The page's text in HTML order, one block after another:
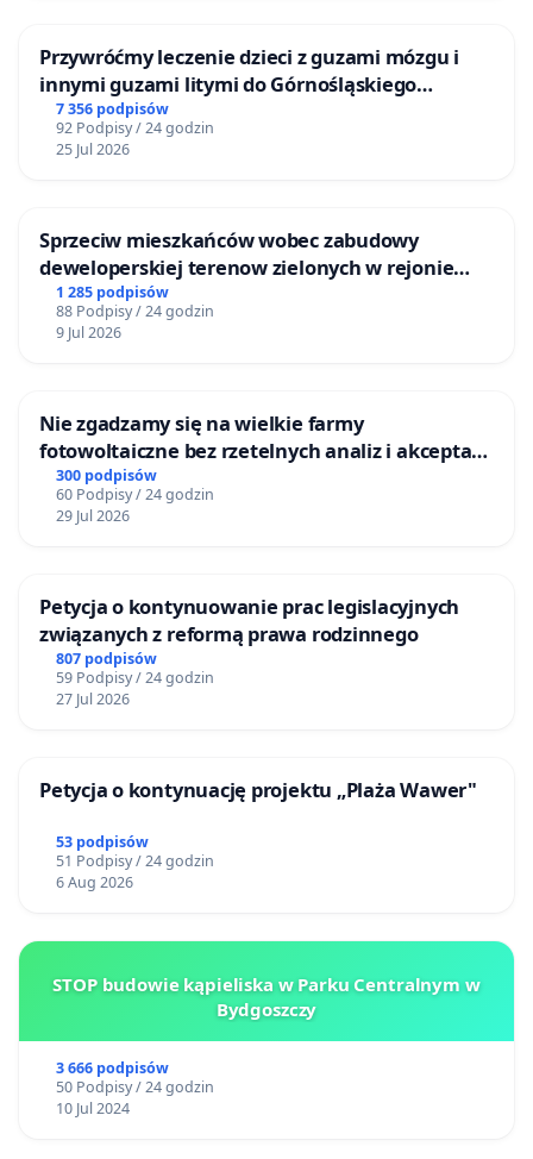
Przywróćmy leczenie dzieci z guzami mózgu i
innymi guzami litymi do Górnośląskiego
Centrum Zdrowia Dziecka w Katowicach
7 356 podpisów
92 Podpisy / 24 godzin
25 Jul 2026
Sprzeciw mieszkańców wobec zabudowy
deweloperskiej terenow zielonych w rejonie
Bulwarów Straceńskich w Bielsku-Białej
1 285 podpisów
88 Podpisy / 24 godzin
9 Jul 2026
Nie zgadzamy się na wielkie farmy
fotowoltaiczne bez rzetelnych analiz i akceptacji
mieszkańców
300 podpisów
60 Podpisy / 24 godzin
29 Jul 2026
Petycja o kontynuowanie prac legislacyjnych
związanych z reformą prawa rodzinnego
807 podpisów
59 Podpisy / 24 godzin
27 Jul 2026
Petycja o kontynuację projektu „Plaża Wawer"
53 podpisów
51 Podpisy / 24 godzin
6 Aug 2026
STOP budowie kąpieliska w Parku Centralnym w
Bydgoszczy
3 666 podpisów
50 Podpisy / 24 godzin
10 Jul 2024